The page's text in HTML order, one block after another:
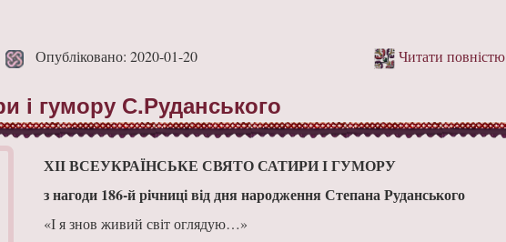
Опубліковано: 2020-01-20 Читати повністю
і гумору С.Руданського
ХІІ ВСЕУКРАЇНСЬКЕ СВЯТО САТИРИ І ГУМОРУ
з нагоди 186-й річниці від дня народження Степана Руданського
«І я знов живий світ оглядую…»